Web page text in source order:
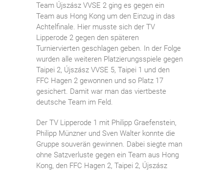
Team Újszász VVSE 2 ging es gegen ein
Team aus Hong Kong um den Einzug in das
Achtelfinale. Hier musste sich der TV
Lipperode 2 gegen den späteren
Turniervierten geschlagen geben. In der Folge
wurden alle weiteren Platzierungsspiele gegen
Taipei 2, Újszász VVSE 5, Taipei 1 und den
FFC Hagen 2 gewonnen und so Platz 17
gesichert. Damit war man das viertbeste
deutsche Team im Feld.
Der TV Lipperode 1 mit Philipp Graefenstein,
Philipp Münzner und Sven Walter konnte die
Gruppe souverän gewinnen. Dabei siegte man
ohne Satzverluste gegen ein Team aus Hong
Kong, den FFC Hagen 2, Taipei 2, Újszász